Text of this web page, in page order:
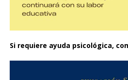
Si requiere ayuda psicológica,